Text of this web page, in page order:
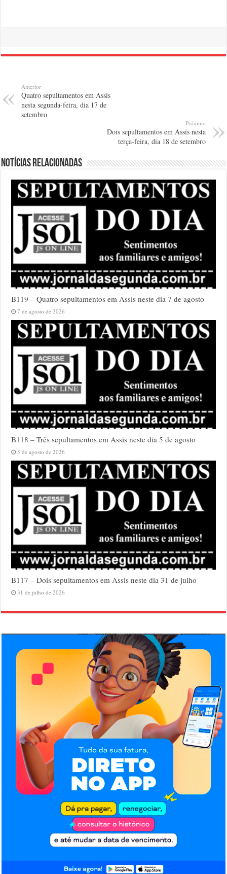
Anterior
Quatro sepultamentos em Assis
nesta segunda-feira, dia 17 de
setembro
Próximo
Dois sepultamentos em Assis nesta
terça-feira, dia 18 de setembro
Notícias relacionadas
B119 – Quatro sepultamentos em Assis neste dia 7 de agosto
7 de agosto de 2026
B118 – Três sepultamentos em Assis neste dia 5 de agosto
5 de agosto de 2026
B117 – Dois sepultamentos em Assis neste dia 31 de julho
31 de julho de 2026